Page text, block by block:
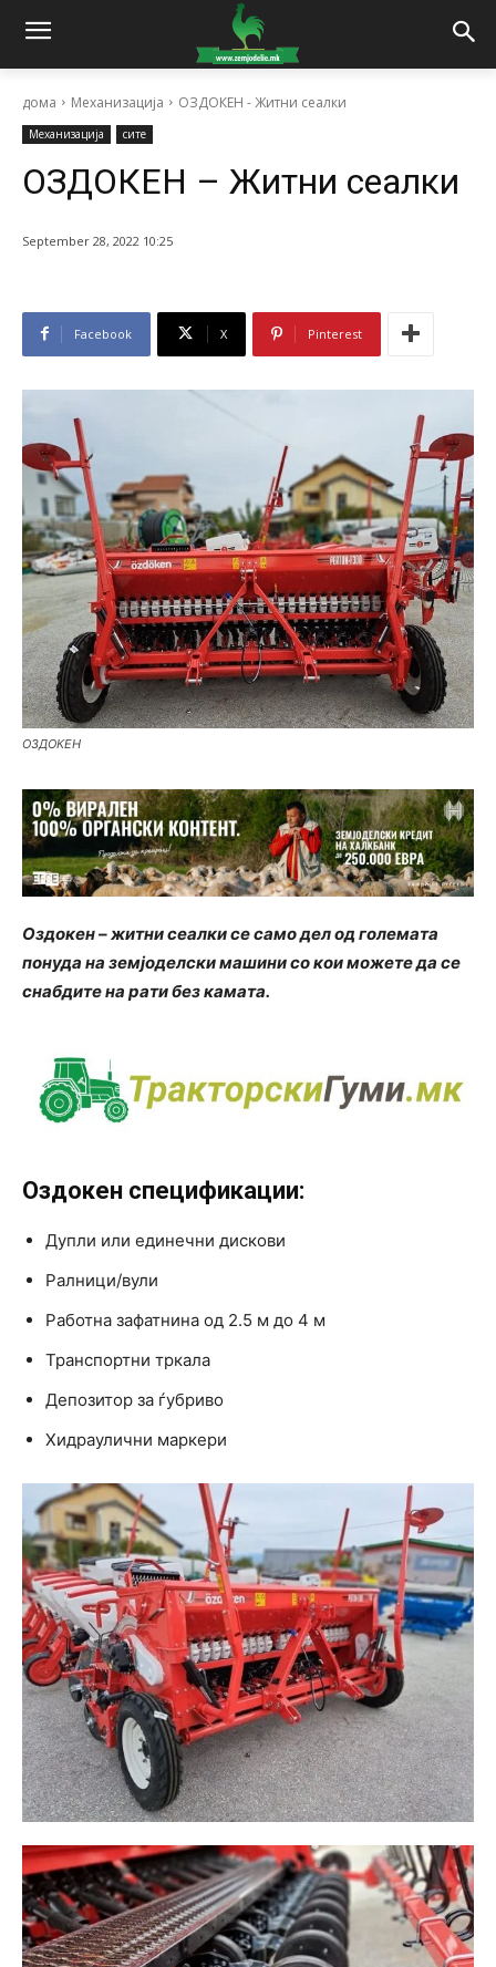
дома Механизација ОЗДОКЕН - Житни сеалки
Механизација сите
ОЗДОКЕН – Житни сеалки
September 28, 2022 10:25
Facebook X Pinterest
ОЗДОКЕН
Оздокен – житни сеалки се само дел од големата
понуда на земјоделски машини со кои можете да се
снабдите на рати без камата.
Оздокен спецификации:
Дупли или единечни дискови
Ралници/вули
Работна зафатнина од 2.5 м до 4 м
Транспортни тркала
Депозитор за ѓубриво
Хидраулични маркери